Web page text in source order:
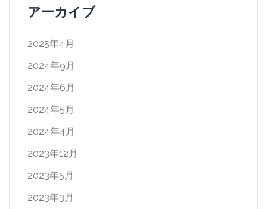
アーカイブ
2025年4月
2024年9月
2024年6月
2024年5月
2024年4月
2023年12月
2023年5月
2023年3月